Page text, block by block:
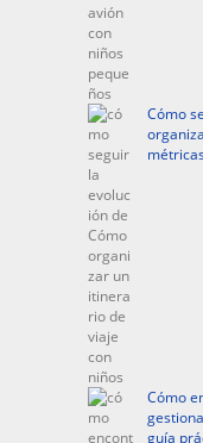
Cómo
Cómo
guía